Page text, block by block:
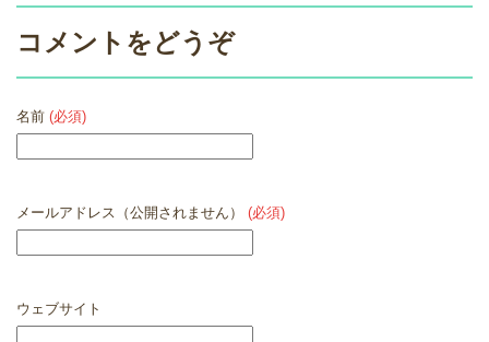
コメントをどうぞ
名前 (必須)
メールアドレス（公開されません） (必須)
ウェブサイト